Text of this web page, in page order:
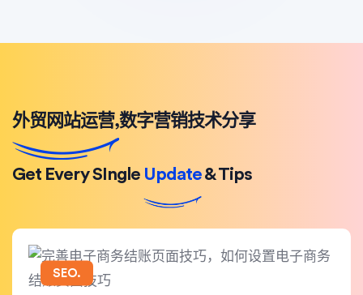
外贸网站运营,数字营销技术分享
Get Every SIngle Update& Tips
SEO.